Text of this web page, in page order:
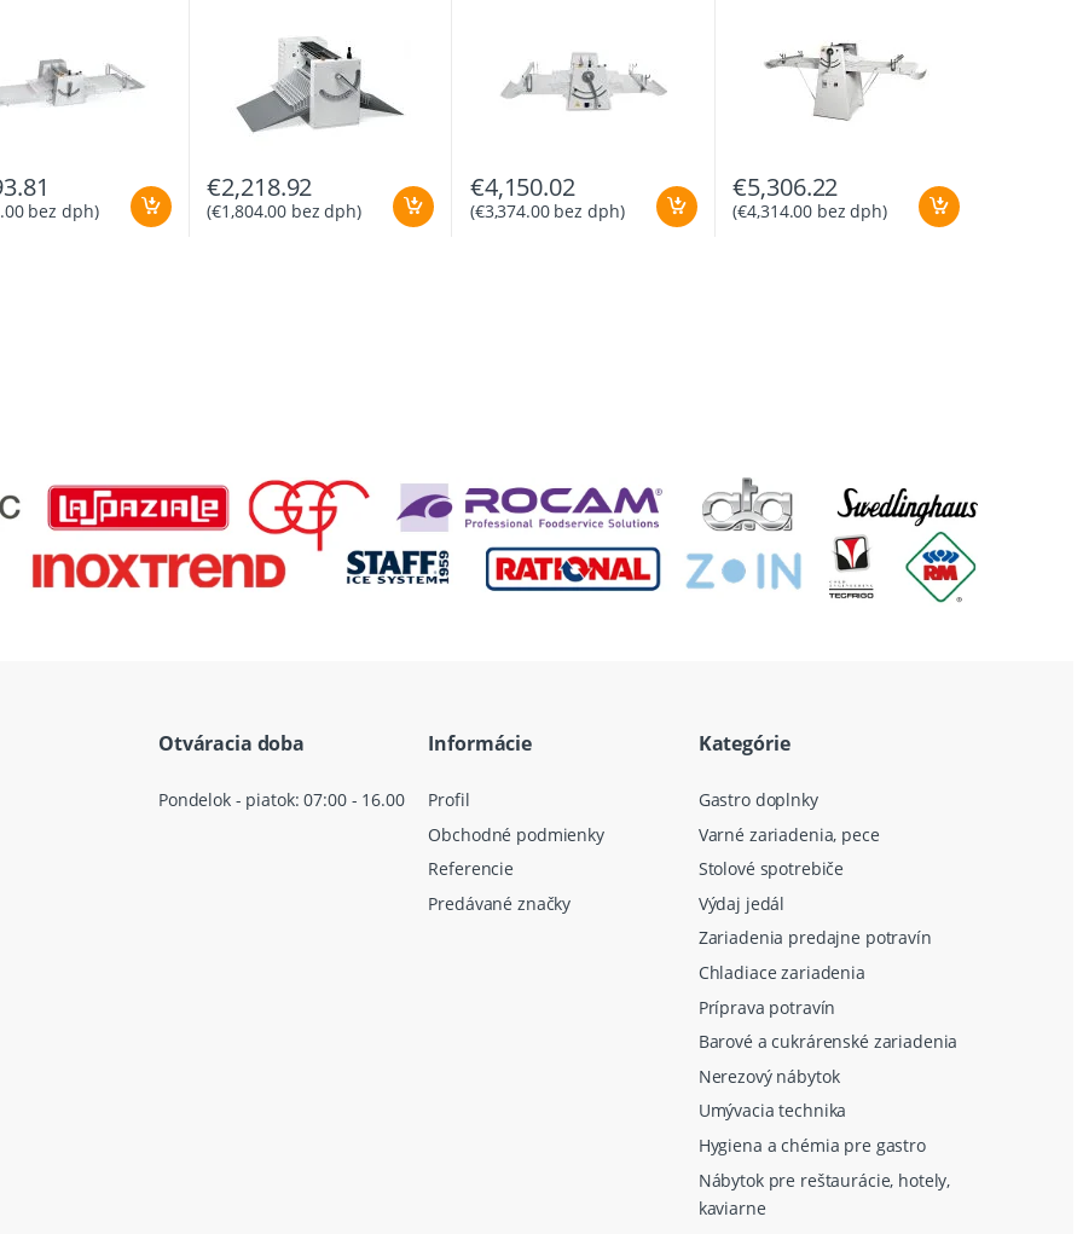
bez dph)
€2,218.92
(€1,804.00 bez dph)
€4,150.02
(€3,374.00bez dph)
€5,306.22
(€4,314.00 bez dph)
Otváracia doba
Pondelok - piatok: 07:00 - 16.00
Informácie
Profil
Obchodné podmienky
Referencie
Predávané značky
Kategórie
Gastro doplnky
Varné zariadenia, pece
Stolové spotrebiče
Výdaj jedál
Zariadenia predajne potravín
Chladiace zariadenia
Príprava potravín
Barové a cukrárenské zariadenia
Nerezový nábytok
Umývacia technika
Hygiena a chémia pre gastro
Nábytok pre reštaurácie, hotely,
kaviarne